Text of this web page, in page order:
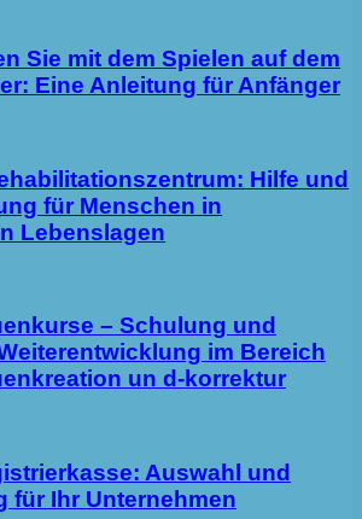
Sie mit dem Spielen auf dem
Eine Anleitung für Anfänger
Hilfe und
für Menschen in
Lebenslagen
– Schulung und
im Bereich
un d-korrektur
Auswahl und
für Ihr Unternehmen